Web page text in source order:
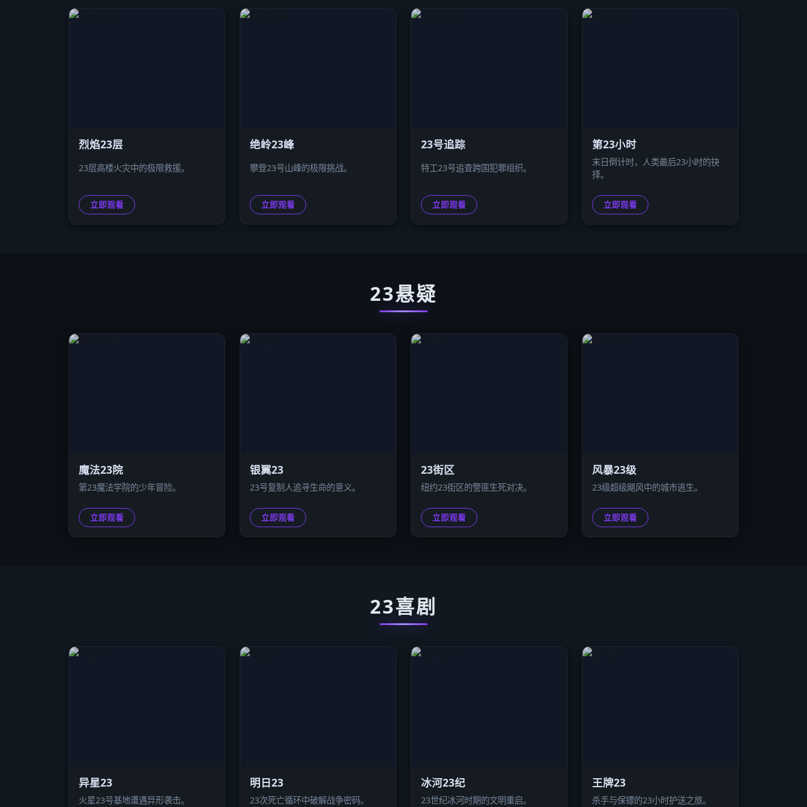
烈焰23层
23层高楼火灾中的极限救援。
立即观看
绝岭23峰
攀登23号山峰的极限挑战。
立即观看
23号追踪
特工23号追查跨国犯罪组织。
立即观看
第23小时
末日倒计时，人类最后23小时的抉
择。
立即观看
23悬疑
魔法23院
第23魔法学院的少年冒险。
立即观看
银翼23
23号复制人追寻生命的意义。
立即观看
23街区
纽约23街区的警匪生死对决。
立即观看
风暴23级
23级超级飓风中的城市逃生。
立即观看
23喜剧
异星23
火星23号基地遭遇异形袭击。
明日23
23次死亡循环中破解战争密码。
冰河23纪
23世纪冰河时期的文明重启。
王牌23
杀手与保镖的23小时护送之旅。